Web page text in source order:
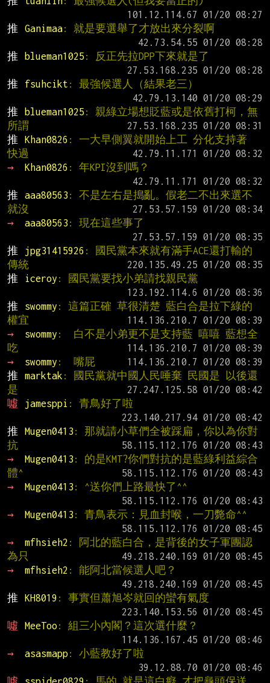
推
Ganimaa: 就是要選舉了才放出來分裂啊
推
blueman1025 : 反正先拉DPP下來就是了
推
fsuhcikt : 最強候選人（結果老三）
推
blueman1025 : 親綠立場想貶藍或是依舊打柯，無
所謂
推
Khan0826 : 一大早側翼就開始上工 分化支持著
快過
→
Khan0826 : 年KPI沒到嗎？
推
aaa80563 : 不是左右是搗亂。假老二不出來選不
就沒
→
aaa80563 : 現在這些事了
推
jpg31415926 : 國民黨本來就有滿手ACE還打輸的
傳統
推
iceroy : 國民黨要找小弟請找親民黨
推
swommy : 這篇正確 草很清楚 藍白合是拉下綠的
權宜
→
swommy :  白不是小弟更不是支持藍 嘻嘻 藍想全
吃
→
swommy :  嘴屁
推
marktak : 國民黨就中國人民唾棄 民國是 以後還
是
噓
jamesppi : 青鳥好了啦
推
Mugen0413 : 那就請小草們全被踩扁，你以為你對
抗
→
Mugen0413 : 的是KMT?你們對抗的是藍綠利益綜合
體^
→
Mugen0413 : ^送你們上路最快了^^
→
Mugen0413 : 青鳥表示：見血封喉，一刀斃命^^
→
mfhsieh2 : 阿北的藍白合，是背後的女子軍團認
為只
→
mfhsieh2 : 能阿北當候選人吧？
推
KH8019 : 事實但蕭旭岑就回的蠻有氣度
噓
MeeToo : 組三小內閣？這次選什麼？
→
asasmapp : 小藍教好了啦